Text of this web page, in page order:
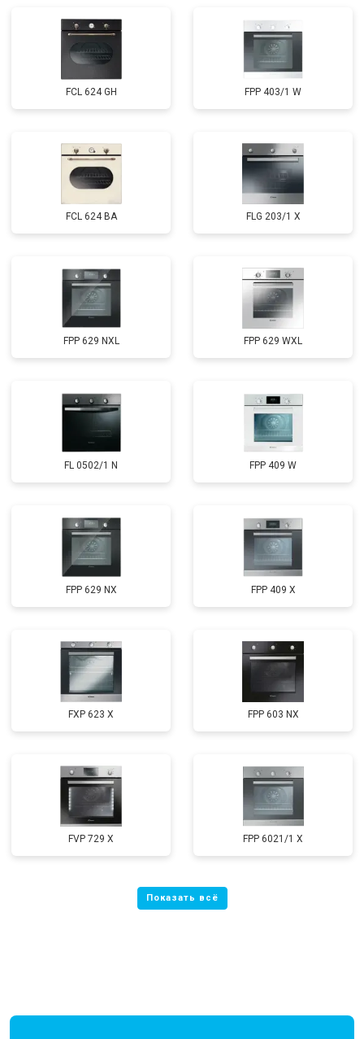
FCL 624 GH FPP 403/1 W
FCL 624 BA FLG 203/1 X
FPP 629 NXL FPP 629 WXL
FL 0502/1 N FPP 409 W
FPP 629 NX FPP 409 X
FXP 623 X FPP 603 NX
FVP 729 X FPP 6021/1 X